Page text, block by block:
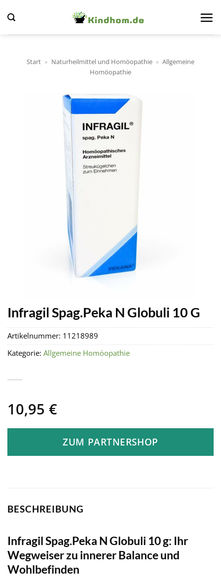
Inhalt
springen
Start » Naturheilmittel und Homöopathie » Allgemeine
Homöopathie
Infragil Spag.Peka N Globuli 10 G
10,95 €
ZUM PARTNERSHOP
Artikelnummer: 11218989
Kategorie: Allgemeine Homöopathie
BESCHREIBUNG
Infragil Spag.Peka N Globuli 10 g: Ihr
Wegweiser zu innerer Balance und
Wohlbefinden